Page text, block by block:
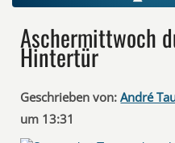
Aschermittwoch
Hintertür
Geschrieben von: André
um 13:31